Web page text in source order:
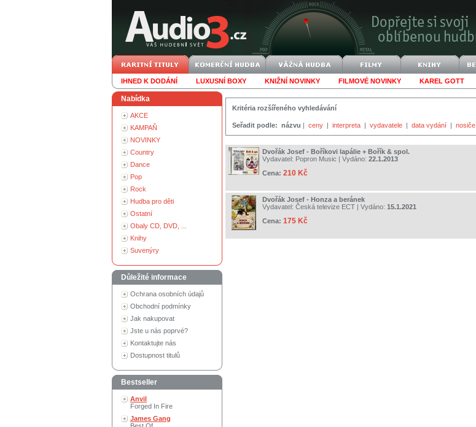
IHNED K DODÁNÍ LUXUSNÍ BOXY KNIŽNÍ NOVINKY FILMOVÉ NOVINKY KAREL GOTT
Nabídka
AKCE
KAMPAŇ
NOVINKY
Country
Dance
Pop
Rock
Hudba pro děti
Ostatní
Obaly CD, DVD, ...
Knihy
Suvenýry
Důležité informace
Ochrana osobních údajů
Obchodní podmínky
Jak nakupovat
Jste u nás poprvé?
Kontaktujte nás
Dostupnost titulů
Bestseller
Anvil
Forged In Fire
James Gang
Kritéria rozšířeného vyhledávání
Seřadit podle: názvu | ceny | interpreta | vydavatele | data vydání | nosiče
Dvořák Josef - Boříkovi lapálie + Bořík & spol.
Vydavatel: Popron Music | Vydáno: 22.1.2013
Cena: 210 Kč
Dvořák Josef - Honza a beránek
Vydavatel: Česká televize ECT | Vydáno: 15.1.2021
Cena: 175 Kč